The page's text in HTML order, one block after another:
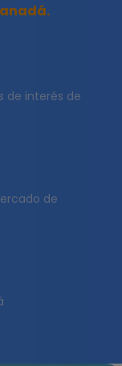
de interés de
de